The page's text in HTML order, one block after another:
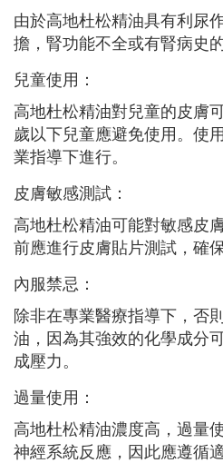
由於高地杜松精油具有利尿
擔，腎功能不全或有腎病史
兒童使用：
高地杜松精油對兒童的皮膚
歲以下兒童應避免使用。使
業指導下進行。
皮膚敏感測試：
高地杜松精油可能對敏感皮
前應進行皮膚貼片測試，確
內服禁忌：
除非在專業醫療指導下，否
油，因為其強效的化學成分
成壓力。
過量使用：
高地杜松精油濃度高，過量
神經系統反應，因此應遵循